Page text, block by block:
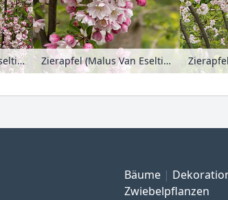
Zierapfel (Malus Van Eseltine) Zierapfel (Malus Van Eseltine)
Bäume
Zwiebelpflanzen